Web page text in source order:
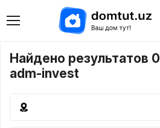
Найдено результатов
adm-invest